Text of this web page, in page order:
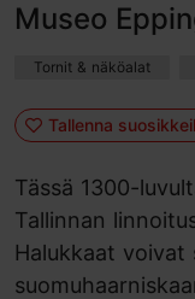
Museo
Tornit & näköalat
Tallenna
Tässä 1300-
Tallinnan
Halukkaat voivat